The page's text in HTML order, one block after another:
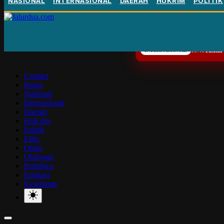
Contact
Bursa
Nasional
Internasional
Daerah
HuKrim
Politik
EBis
Opini
Olahraga
Peristiwa
Edukasi
Kesehatan
10:40